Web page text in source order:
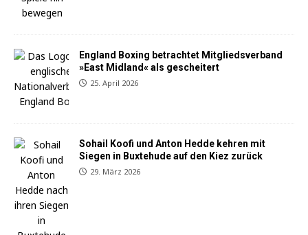
England Boxing betrachtet Mitgliedsverband
»East Midland« als gescheitert
25. April 2026
Sohail Koofi und Anton Hedde kehren mit
Siegen in Buxtehude auf den Kiez zurück
29. März 2026